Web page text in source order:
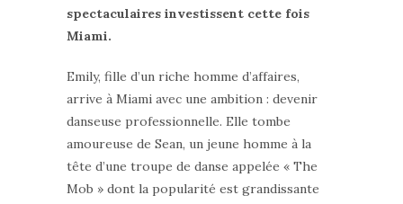
spectaculaires investissent cette fois
Miami.
Emily, fille d’un riche homme d’affaires,
arrive à Miami avec une ambition : devenir
danseuse professionnelle. Elle tombe
amoureuse de Sean, un jeune homme à la
tête d’une troupe de danse appelée « The
Mob » dont la popularité est grandissante